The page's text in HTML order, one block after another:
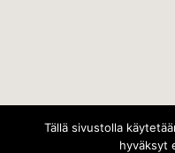
Tällä sivustolla
hyväksyt